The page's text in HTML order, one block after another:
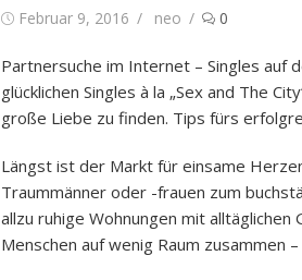
Posted
Februar 9, 2016 Author
neo 0
Partnersuche im Internet – Singles auf
glücklichen Singles à la „Sex and The
große Liebe zu finden. Tips fürs
Längst ist der Markt für einsame
Traummänner oder -frauen zum
allzu ruhige Wohnungen mit
Menschen auf wenig Raum zusammen